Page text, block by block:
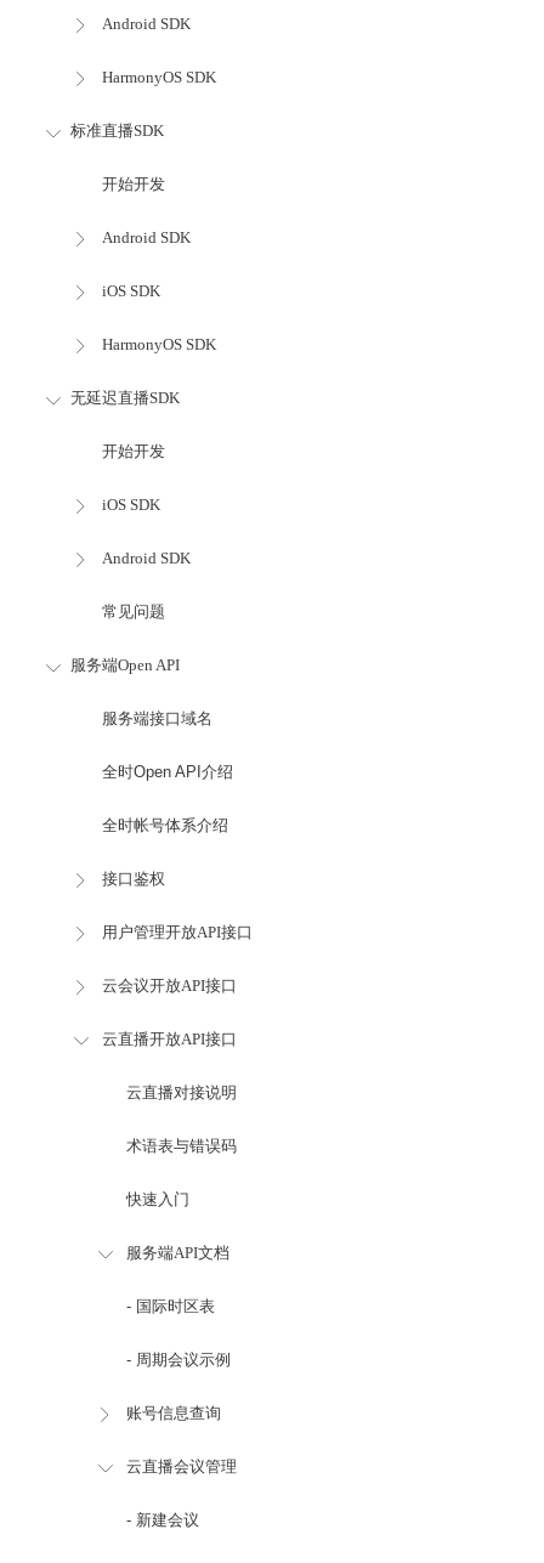
Android SDK
HarmonyOS SDK
标准直播SDK
开始开发
Android SDK
iOS SDK
HarmonyOS SDK
无延迟直播SDK
开始开发
iOS SDK
Android SDK
常见问题
服务端Open API
服务端接口域名
全时Open API介绍
全时帐号体系介绍
接口鉴权
用户管理开放API接口
云会议开放API接口
云直播开放API接口
云直播对接说明
术语表与错误码
快速入门
服务端API文档
- 国际时区表
- 周期会议示例
账号信息查询
云直播会议管理
- 新建会议